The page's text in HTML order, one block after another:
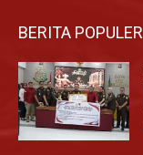
BERITA POPULER